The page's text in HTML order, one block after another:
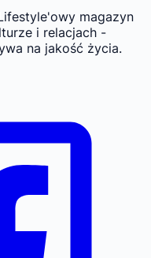
magazyn
i relacjach -
na jakość życia.